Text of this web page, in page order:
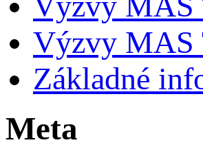
Výzvy MAS
Základné
Meta